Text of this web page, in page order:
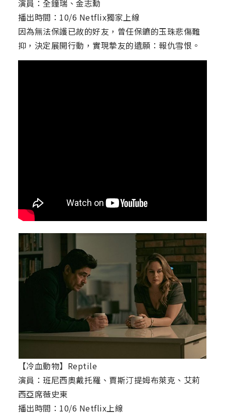
演員：全鐘瑞、金志勳
播出時間：10/6 Netflix獨家上線
因為無法保護已故的好友，曾任保鑣的玉珠悲傷難
抑，決定展開行動，實現摯友的遺願：報仇雪恨。
【冷血動物】Reptile
演員：班尼西奧戴托羅、賈斯汀提姆布萊克、艾莉
西亞席薇史東
播出時間：10/6 Netflix上線